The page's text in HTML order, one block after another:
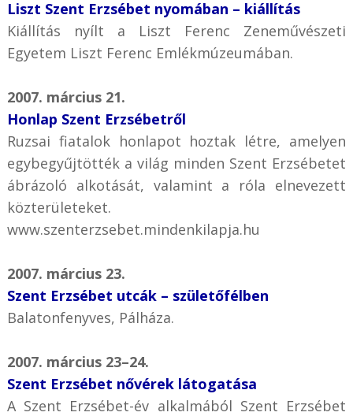
Liszt Szent Erzsébet nyomában – kiállítás
Kiállítás nyílt a Liszt Ferenc Zeneművészeti
Egyetem Liszt Ferenc Emlékmúzeumában.
2007. március 21.
Honlap Szent Erzsébetről
Ruzsai fiatalok honlapot hoztak létre, amelyen
egybegyűjtötték a világ minden Szent Erzsébetet
ábrázoló alkotását, valamint a róla elnevezett
közterületeket.
www.szenterzsebet.mindenkilapja.hu
2007. március 23.
Szent Erzsébet utcák – születőfélben
Balatonfenyves, Pálháza.
2007. március 23–24.
Szent Erzsébet nővérek látogatása
A Szent Erzsébet-év alkalmából Szent Erzsébet